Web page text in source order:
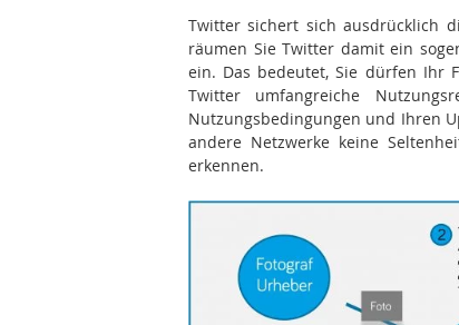
Twitter sichert sich ausdrücklich
räumen Sie Twitter damit ein
ein. Das bedeutet, Sie dürfen Ihr
Twitter umfangreiche
Nutzungsbedingungen und Ihren
andere Netzwerke keine
erkennen.